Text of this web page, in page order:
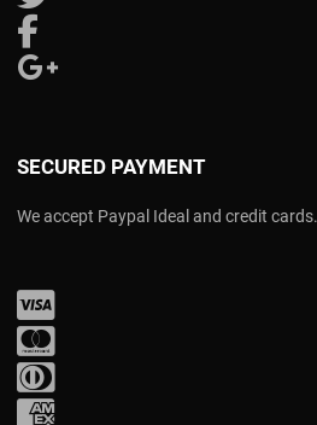
SECURED PAYMENT
We accept Paypal Ideal and credit cards.